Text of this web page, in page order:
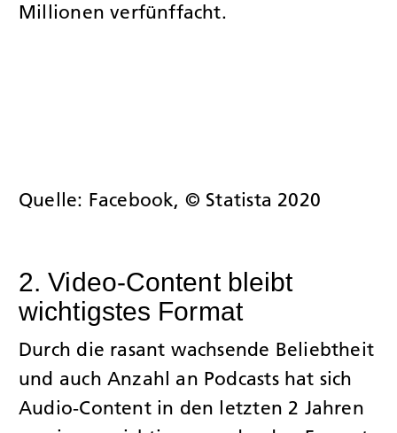
Millionen verfünffacht.
Quelle: Facebook, © Statista 2020
2. Video-Content bleibt
wichtigstes Format
Durch die rasant wachsende Beliebtheit
und auch Anzahl an Podcasts hat sich
Audio-Content in den letzten 2 Jahren